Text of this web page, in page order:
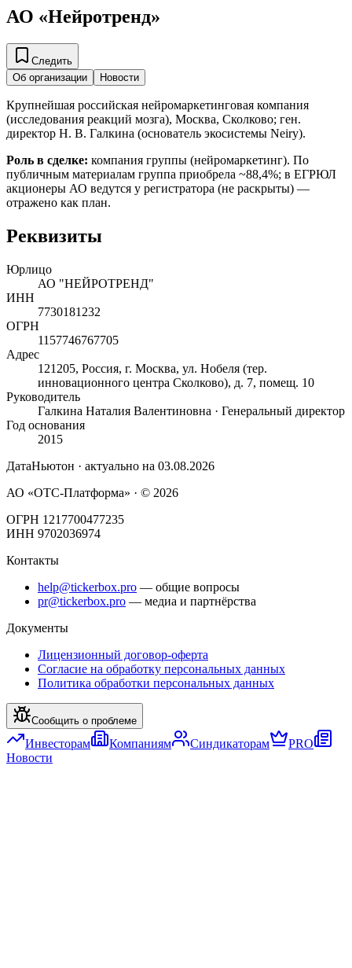
АО «Нейротренд»
Следить
Об организации
Новости
Крупнейшая российская нейромаркетинговая компания
(исследования реакций мозга), Москва, Сколково; ген.
директор Н. В. Галкина (основатель экосистемы Neiry).
Роль в сделке: компания группы (нейромаркетинг). По
публичным материалам группа приобрела ~88,4%; в ЕГРЮЛ
акционеры АО ведутся у регистратора (не раскрыты) —
отражено как план.
Реквизиты
Юрлицо
АО "НЕЙРОТРЕНД"
ИНН
7730181232
ОГРН
1157746767705
Адрес
121205, Россия, г. Москва, ул. Нобеля (тер.
инновационного центра Сколково), д. 7, помещ. 10
Руководитель
Галкина Наталия Валентиновна · Генеральный директор
Год основания
2015
ДатаНьютон · актуально на 03.08.2026
АО «ОТС-Платформа» · © 2026
ОГРН 1217700477235
ИНН 9702036974
Контакты
help@tickerbox.pro — общие вопросы
pr@tickerbox.pro — медиа и партнёрства
Документы
Лицензионный договор-оферта
Согласие на обработку персональных данных
Политика обработки персональных данных
Сообщить о проблеме
Инвесторам Компаниям Синдикаторам
PRO
Новости